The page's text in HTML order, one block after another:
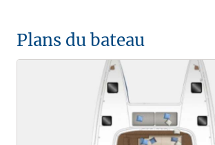
Plans du bateau